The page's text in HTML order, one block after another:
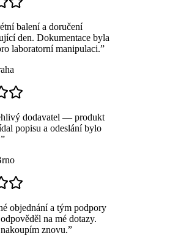
balení a doručení
den. Dokumentace byla
laboratorní manipulaci.”
dodavatel — produkt
popisu a odeslání bylo
”
objednání a tým podpory
na mé dotazy.
znovu.”